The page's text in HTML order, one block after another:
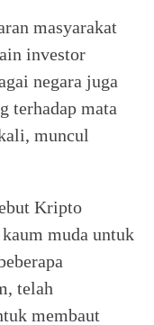
masyarakat
investor
negara juga
terhadap mata
muncul
Kripto
muda untuk
telah
membaut